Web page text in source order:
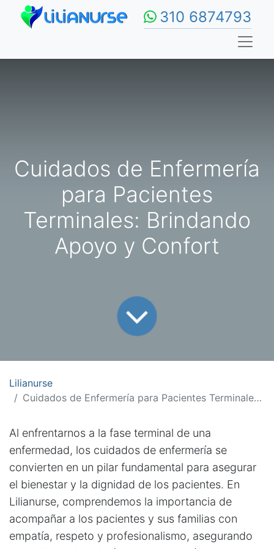
310 6874793
Cuidados de Enfermería
para Pacientes
Terminales: Brindando
Apoyo y Confort
Lilianurse
Cuidados de Enfermería para Pacientes Terminales: Brindando Apoyo y Confort
Al enfrentarnos a la fase terminal de una
enfermedad, los cuidados de enfermería se
convierten en un pilar fundamental para asegurar
el bienestar y la dignidad de los pacientes. En
Lilianurse, comprendemos la importancia de
acompañar a los pacientes y sus familias con
empatía, respeto y profesionalismo, asegurando